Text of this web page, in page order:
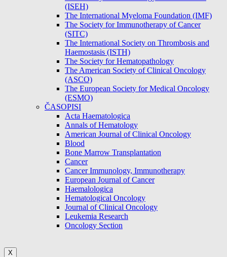
(ISEH)
The International Myeloma Foundation (IMF)
The Society for Immunotherapy of Cancer
(SITC)
The International Society on Thrombosis and
Haemostasis (ISTH)
The Society for Hematopathology
The American Society of Clinical Oncology
(ASCO)
The European Society for Medical Oncology
(ESMO)
ČASOPISI
Acta Haematologica
Annals of Hematology
American Journal of Clinical Oncology
Blood
Bone Marrow Transplantation
Cancer
Cancer Immunology, Immunotherapy
European Journal of Cancer
Haemalologica
Hematological Oncology
Journal of Clinical Oncology
Leukemia Research
Oncology Section
X